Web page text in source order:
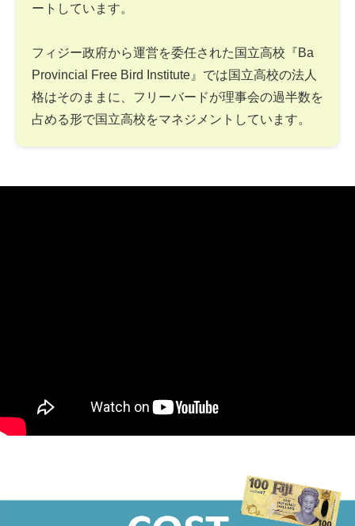
ートしています。
フィジー政府から運営を委任された国立高校『Ba
Provincial Free Bird Institute』では国立高校の法人
格はそのままに、フリーバードが理事会の過半数を
占める形で国立高校をマネジメントしています。